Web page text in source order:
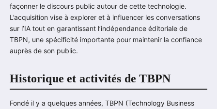
façonner le discours public autour de cette technologie.
L’acquisition vise à explorer et à influencer les conversations
sur l’IA tout en garantissant l’indépendance éditoriale de
TBPN, une spécificité importante pour maintenir la confiance
auprès de son public.
Historique et activités de TBPN
Fondé il y a quelques années, TBPN (Technology Business